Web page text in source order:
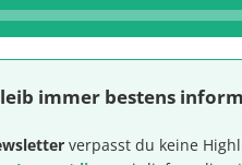
immer bestens
verpasst du keine